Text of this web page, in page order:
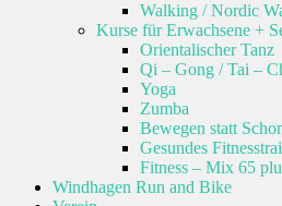
Walking / Nordic
Kurse für Erwachsene +
Orientalischer Tanz
Qi – Gong / Tai –
Yoga
Zumba
Bewegen statt
Gesundes
Fitness – Mix 65
Windhagen Run and Bike